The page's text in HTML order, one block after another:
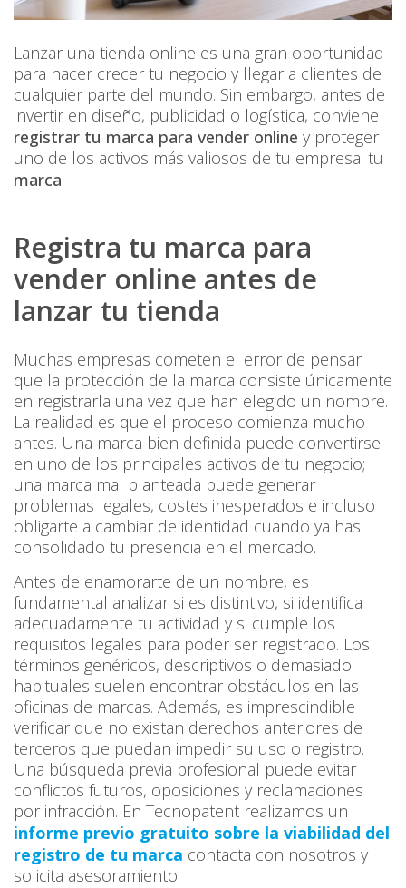
Lanzar una tienda online es una gran oportunidad
para hacer crecer tu negocio y llegar a clientes de
cualquier parte del mundo. Sin embargo, antes de
invertir en diseño, publicidad o logística, conviene
registrar tu marca para vender online y proteger
uno de los activos más valiosos de tu empresa: tu
marca.
Registra tu marca para
vender online antes de
lanzar tu tienda
Muchas empresas cometen el error de pensar
que la protección de la marca consiste únicamente
en registrarla una vez que han elegido un nombre.
La realidad es que el proceso comienza mucho
antes. Una marca bien definida puede convertirse
en uno de los principales activos de tu negocio;
una marca mal planteada puede generar
problemas legales, costes inesperados e incluso
obligarte a cambiar de identidad cuando ya has
consolidado tu presencia en el mercado.
Antes de enamorarte de un nombre, es
fundamental analizar si es distintivo, si identifica
adecuadamente tu actividad y si cumple los
requisitos legales para poder ser registrado. Los
términos genéricos, descriptivos o demasiado
habituales suelen encontrar obstáculos en las
oficinas de marcas. Además, es imprescindible
verificar que no existan derechos anteriores de
terceros que puedan impedir su uso o registro.
Una búsqueda previa profesional puede evitar
conflictos futuros, oposiciones y reclamaciones
por infracción. En Tecnopatent realizamos un
informe previo gratuito sobre la viabilidad del
registro de tu marca contacta con nosotros y
solicita asesoramiento.